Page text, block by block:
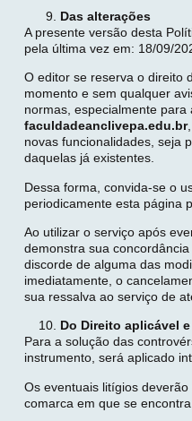
Das alterações
A presente versão desta
pela última vez em: 18/09/
O editor se reserva o direito
momento e sem qualquer
normas, especialmente
faculdadeanclivepa.edu.br
novas funcionalidades, seja
daquelas já existentes.
Dessa forma, convida-se o
periodicamente esta página
Ao utilizar o serviço após
demonstra sua
discorde de alguma das
imediatamente, o
sua ressalva ao serviço de
Do Direito aplicável
Para a solução das
instrumento, será aplicado
Os eventuais litígios
comarca em que se